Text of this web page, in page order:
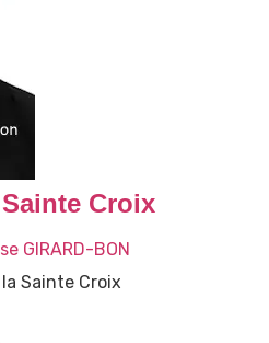
Croix
GIRARD-BON
Sainte Croix